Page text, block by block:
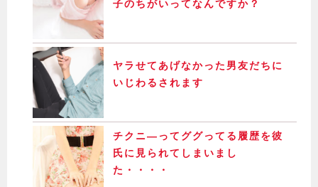
子のちがいってなんですか？
ヤラせてあげなかった男友だちに
いじわるされます
チクニ―ってググってる履歴を彼
氏に見られてしまいまし
た・・・・